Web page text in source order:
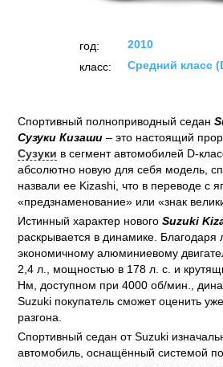
год:
2010
класс:
Средний класс
Спортивный полноприводный седан
Сузуки Кизаши – это настоящий
Сузуки в сегмент автомобилей D-
абсолютно новую для себя модель,
назвали ее Kizashi, что в переводе с
«предзнаменование» или «знак
Истинный характер новогоSuzuki
раскрывается в динамике. Благодаря
экономичному алюминиевому
2,4 л., мощностью в 178 л. с. и
Нм, доступном при 4000 об/мин.,
Suzuki покупатель сможет оценить
разгона.
Спортивный седан от Suzuki
автомобиль, оснащённый системой